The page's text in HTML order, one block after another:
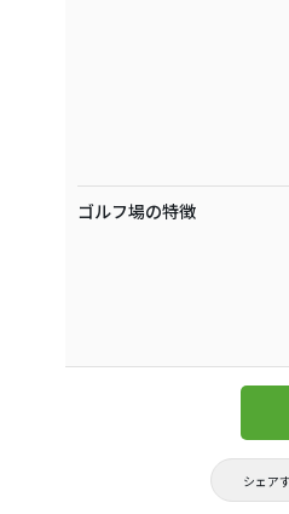
ゴルフ場の特徴
シェア